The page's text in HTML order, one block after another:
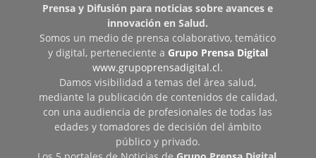
Prensa y Difusión para noticias sobre avances e
innovación en Salud.
Somos un medio de prensa colaborativo, temático
y digital, perteneciente a Grupo Prensa Digital
www.grupoprensadigital.cl.
Damos visibilidad a temas del área salud,
mediante la publicación de contenidos de calidad,
con una audiencia de profesionales de todas las
edades y tomadores de decisión del ámbito
público y privado.